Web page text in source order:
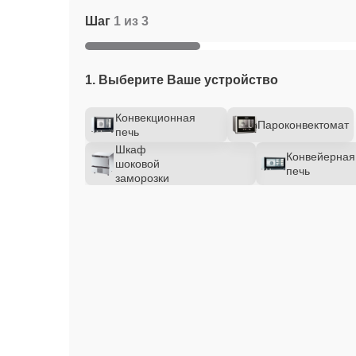
Шаг 1 из 3
1. Выберите Ваше устройство
Конвекционная
печь
Пароконвектомат
Шкаф
шоковой
заморозки
Конвейерная
печь